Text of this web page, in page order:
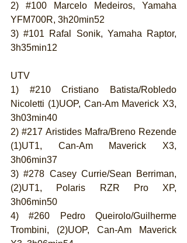
2) #100 Marcelo Medeiros, Yamaha
YFM700R, 3h20min52
3) #101 Rafal Sonik, Yamaha Raptor,
3h35min12
UTV
1) #210 Cristiano Batista/Robledo
Nicoletti (1)UOP, Can-Am Maverick X3,
3h03min40
2) #217 Aristides Mafra/Breno Rezende
(1)UT1, Can-Am Maverick X3,
3h06min37
3) #278 Casey Currie/Sean Berriman,
(2)UT1, Polaris RZR Pro XP,
3h06min50
4) #260 Pedro Queirolo/Guilherme
Trombini, (2)UOP, Can-Am Maverick